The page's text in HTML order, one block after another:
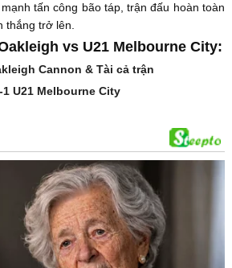
tấn công bão táp, trận đấu hoàn toàn
thắng trở lên.
vs U21 Melbourne City:
Cannon & Tài cả trận
U21 Melbourne City